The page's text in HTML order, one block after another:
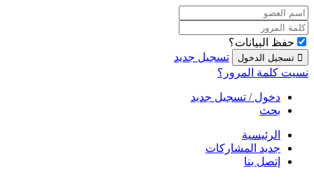
حفظ البيانات؟
تسجيل جديد
نسيت كلمة المرور؟
دخول / تسجيل جديد
بحث
الرئيسية
جديد المشاركات
إتصل بنا